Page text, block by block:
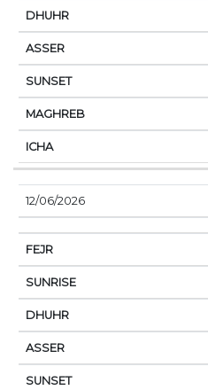
12/06/2026